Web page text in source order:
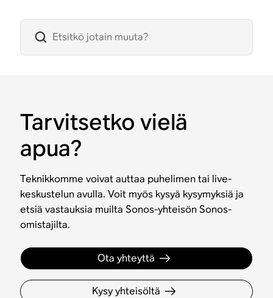
Tarvitsetko vielä
apua?
Teknikkomme voivat auttaa puhelimen tai live-
keskustelun avulla. Voit myös kysyä kysymyksiä ja
etsiä vastauksia muilta Sonos-yhteisön Sonos-
omistajilta.
Ota yhteyttä
Kysy yhteisöltä